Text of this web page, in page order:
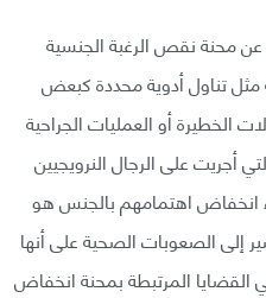
محنة نقص الرغبة الجنسية
مثل تناول أدوية محددة كبعض
الخطيرة أو العمليات الجراحية
أجريت على الرجال النرويجيين
انخفاض اهتمامهم بالجنس هو
إلى الصعوبات الصحية على أنها
القضايا المرتبطة بمحنة انخفاض